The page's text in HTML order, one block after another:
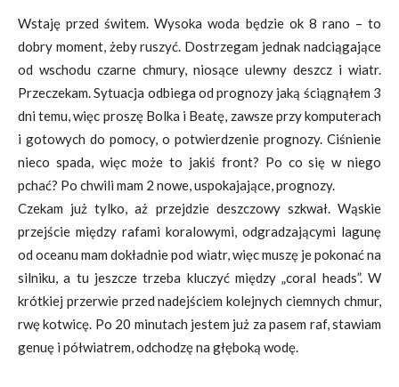
Wstaję przed świtem. Wysoka woda będzie ok 8 rano – to
dobry moment, żeby ruszyć. Dostrzegam jednak nadciągające
od wschodu czarne chmury, niosące ulewny deszcz i wiatr.
Przeczekam. Sytuacja odbiega od prognozy jaką ściągnąłem 3
dni temu, więc proszę Bolka i Beatę, zawsze przy komputerach
i gotowych do pomocy, o potwierdzenie prognozy. Ciśnienie
nieco spada, więc może to jakiś front? Po co się w niego
pchać? Po chwili mam 2 nowe, uspokajające, prognozy.
Czekam już tylko, aż przejdzie deszczowy szkwał. Wąskie
przejście między rafami koralowymi, odgradzającymi lagunę
od oceanu mam dokładnie pod wiatr, więc muszę je pokonać na
silniku, a tu jeszcze trzeba kluczyć między „coral heads”. W
krótkiej przerwie przed nadejściem kolejnych ciemnych chmur,
rwę kotwicę. Po 20 minutach jestem już za pasem raf, stawiam
genuę i półwiatrem, odchodzę na głęboką wodę.